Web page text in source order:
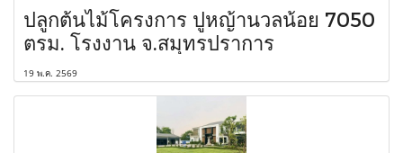
ปลูกต้นไม้โครงการ ปูหญ้านวลน้อย 7050
ตรม. โรงงาน จ.สมุทรปราการ
19 พ.ค. 2569